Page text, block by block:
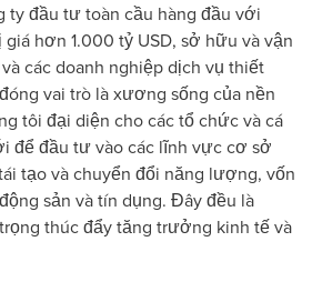
ty đầu tư toàn cầu hàng đầu với
hơn 1.000 tỷ USD, sở hữu và vận
các doanh nghiệp dịch vụ thiết
vai trò là xương sống của nền
tôi đại diện cho các tổ chức và cá
để đầu tư vào các lĩnh vực cơ sở
tạo và chuyển đổi năng lượng, vốn
sản và tín dụng. Đây đều là
thúc đẩy tăng trưởng kinh tế và